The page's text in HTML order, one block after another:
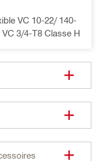
VC 10-22/ 140-
3/4-T8 Classe H